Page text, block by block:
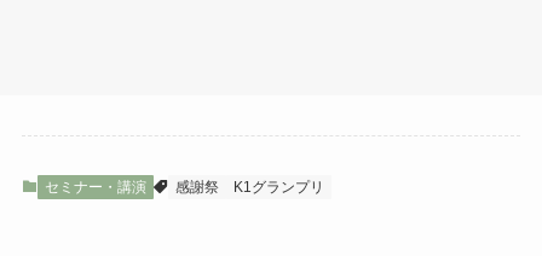
セミナー・講演 感謝祭 K1グランプリ